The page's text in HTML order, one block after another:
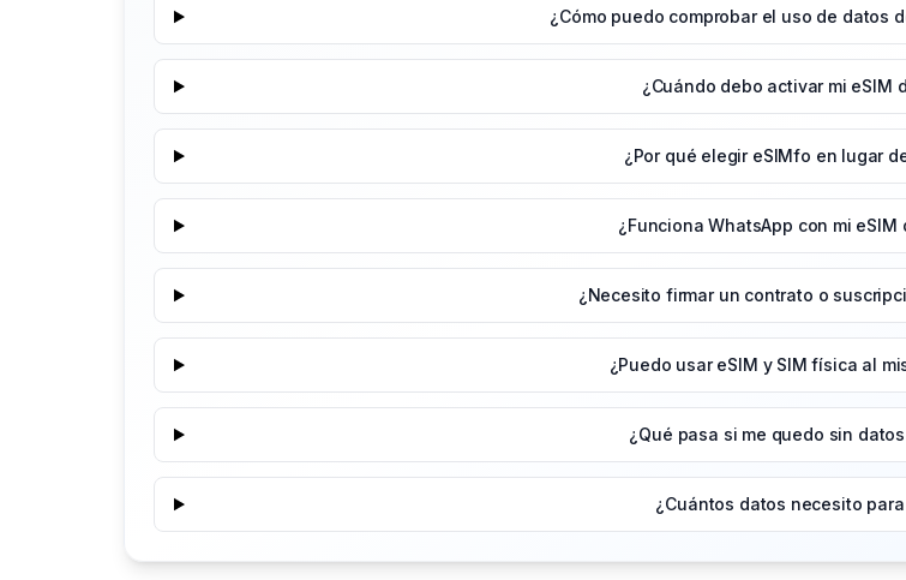
¿Cómo puedo comprobar el uso de datos
¿Cuándo debo activar mi eSIM
¿Por qué elegir eSIMfo en lugar
¿Funciona WhatsApp con mi eSIM
¿Necesito firmar un contrato o
¿Puedo usar eSIM y SIM física al
¿Qué pasa si me quedo sin
¿Cuántos datos necesito